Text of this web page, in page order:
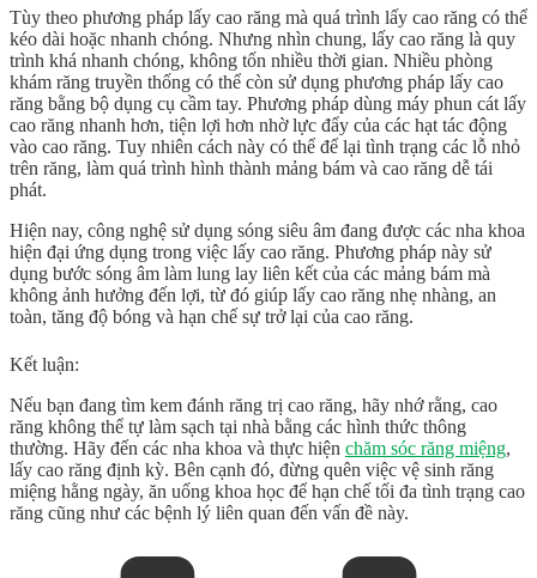
Tùy theo phương pháp lấy cao răng mà quá trình lấy cao răng có thể
kéo dài hoặc nhanh chóng. Nhưng nhìn chung, lấy cao răng là quy
trình khá nhanh chóng, không tốn nhiều thời gian. Nhiều phòng
khám răng truyền thống có thể còn sử dụng phương pháp lấy cao
răng bằng bộ dụng cụ cầm tay. Phương pháp dùng máy phun cát lấy
cao răng nhanh hơn, tiện lợi hơn nhờ lực đẩy của các hạt tác động
vào cao răng. Tuy nhiên cách này có thể để lại tình trạng các lỗ nhỏ
trên răng, làm quá trình hình thành mảng bám và cao răng dễ tái
phát.
Hiện nay, công nghệ sử dụng sóng siêu âm đang được các nha khoa
hiện đại ứng dụng trong việc lấy cao răng. Phương pháp này sử
dụng bước sóng âm làm lung lay liên kết của các mảng bám mà
không ảnh hưởng đến lợi, từ đó giúp lấy cao răng nhẹ nhàng, an
toàn, tăng độ bóng và hạn chế sự trở lại của cao răng.
Kết luận:
Nếu bạn đang tìm kem đánh răng trị cao răng, hãy nhớ rằng, cao
răng không thể tự làm sạch tại nhà bằng các hình thức thông
thường. Hãy đến các nha khoa và thực hiện chăm sóc răng miệng,
lấy cao răng định kỳ. Bên cạnh đó, đừng quên việc vệ sinh răng
miệng hằng ngày, ăn uống khoa học để hạn chế tối đa tình trạng cao
răng cũng như các bệnh lý liên quan đến vấn đề này.